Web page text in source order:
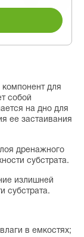
для
собой
на дно для
ее застаивания
дренажного
субстрата.
излишней
субстрата.
в емкостях;